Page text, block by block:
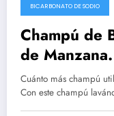
BICARBONATO DE SODIO
Champú de
de Manzana.
Cuánto más champú
Con este champú